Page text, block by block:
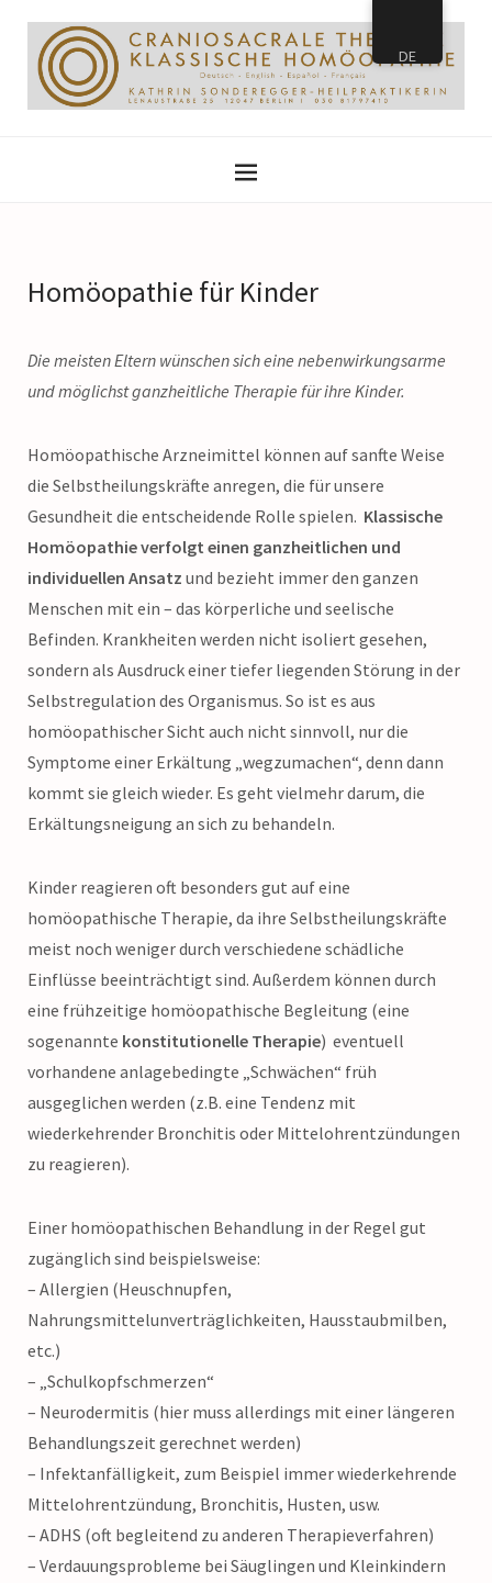
Homöopathie für Kinder
Die meisten Eltern wünschen sich eine nebenwirkungsarme
und möglichst ganzheitliche Therapie für ihre Kinder.
Homöopathische Arzneimittel können auf sanfte Weise
die Selbstheilungskräfte anregen, die für unsere
Gesundheit die entscheidende Rolle spielen. Klassische
Homöopathie verfolgt einen ganzheitlichen und
individuellen Ansatz und bezieht immer den ganzen
Menschen mit ein – das körperliche und seelische
Befinden. Krankheiten werden nicht isoliert gesehen,
sondern als Ausdruck einer tiefer liegenden Störung in der
Selbstregulation des Organismus. So ist es aus
homöopathischer Sicht auch nicht sinnvoll, nur die
Symptome einer Erkältung „wegzumachen“, denn dann
kommt sie gleich wieder. Es geht vielmehr darum, die
Erkältungsneigung an sich zu behandeln.
Kinder reagieren oft besonders gut auf eine
homöopathische Therapie, da ihre Selbstheilungskräfte
meist noch weniger durch verschiedene schädliche
Einflüsse beeinträchtigt sind. Außerdem können durch
eine frühzeitige homöopathische Begleitung (eine
sogenannte konstitutionelle Therapie) eventuell
vorhandene anlagebedingte „Schwächen“ früh
ausgeglichen werden (z.B. eine Tendenz mit
wiederkehrender Bronchitis oder Mittelohrentzündungen
zu reagieren).
Einer homöopathischen Behandlung in der Regel gut
zugänglich sind beispielsweise:
– Allergien (Heuschnupfen,
Nahrungsmittelunverträglichkeiten, Hausstaubmilben,
etc.)
– „Schulkopfschmerzen“
– Neurodermitis (hier muss allerdings mit einer längeren
Behandlungszeit gerechnet werden)
– Infektanfälligkeit, zum Beispiel immer wiederkehrende
Mittelohrentzündung, Bronchitis, Husten, usw.
– ADHS (oft begleitend zu anderen Therapieverfahren)
– Verdauungsprobleme bei Säuglingen und Kleinkindern
DE